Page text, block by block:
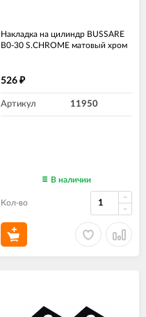
Накладка на цилиндр BUSSARE
B0-30 S.CHROME матовый хром
526 ₽
Артикул 11950
В наличии
Кол-во